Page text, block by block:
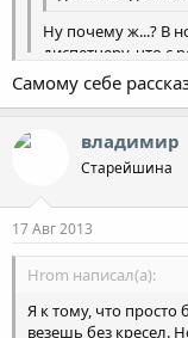
Ну почему ж...? В
диспетчеру, что с
подготовленными.
расскажи это за
у нас нет
где стоят несколько
хранить.
Самому себе
владимир
Старейшина
17 Авг 2013
Hrom написал(а):
Я к тому, что просто
везешь без кресел.